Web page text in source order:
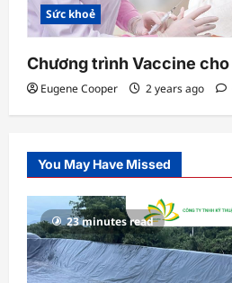
Sức khoẻ
Chương trình Vaccine
Eugene Cooper 2 years ago
You May Have Missed
23 minutes read